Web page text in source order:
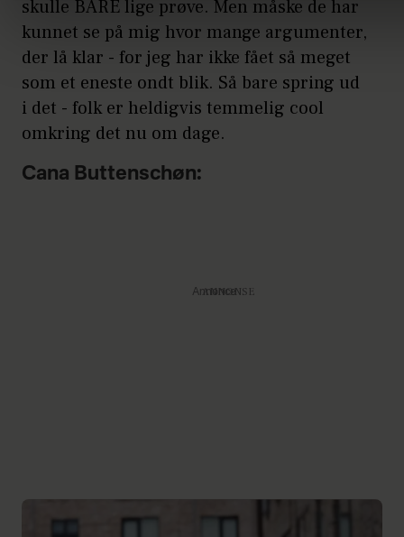
skulle BARE lige prøve. Men måske de har
kunnet se på mig hvor mange argumenter,
der lå klar - for jeg har ikke fået så meget
som et eneste ondt blik. Så bare spring ud
i det - folk er heldigvis temmelig cool
omkring det nu om dage.
Cana Buttenschøn:
Annonce